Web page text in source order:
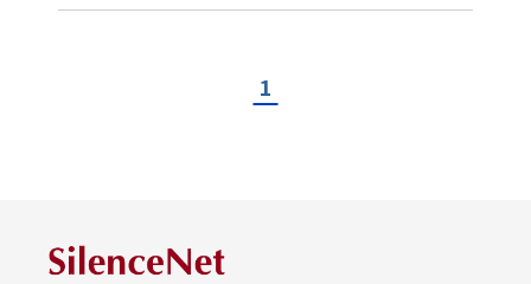
◆バーコードのISO/ANSI検証
リニア系1DバーコードをISO/ANSIの9項目パラメータで検査し、
1